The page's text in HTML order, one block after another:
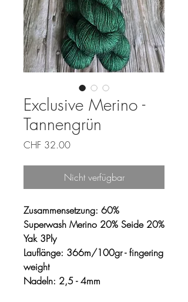
Exclusive Merino -
Tannengrün
CHF 32.00Preis
Nicht verfügbar
Zusammensetzung: 60%
Superwash Merino 20% Seide 20%
Yak 3Ply
Lauflänge: 366m/100gr - fingering
weight
Nadeln: 2,5 - 4mm